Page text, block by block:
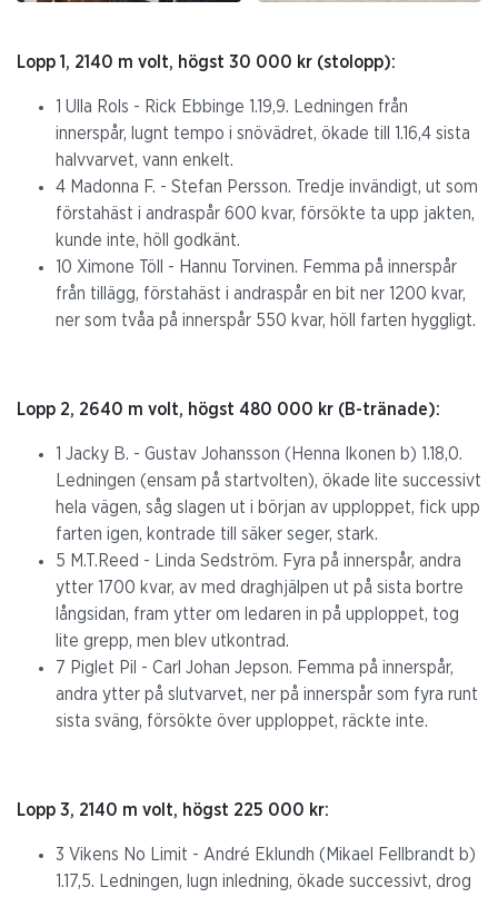
Lopp 1, 2140 m volt, högst 30 000 kr (stolopp):
1 Ulla Rols - Rick Ebbinge 1.19,9. Ledningen från
innerspår, lugnt tempo i snövädret, ökade till 1.16,4 sista
halvvarvet, vann enkelt.
4 Madonna F. - Stefan Persson. Tredje invändigt, ut som
förstahäst i andraspår 600 kvar, försökte ta upp jakten,
kunde inte, höll godkänt.
10 Ximone Töll - Hannu Torvinen. Femma på innerspår
från tillägg, förstahäst i andraspår en bit ner 1200 kvar,
ner som tvåa på innerspår 550 kvar, höll farten hyggligt.
Lopp 2, 2640 m volt, högst 480 000 kr (B-tränade):
1 Jacky B. - Gustav Johansson (Henna Ikonen b) 1.18,0.
Ledningen (ensam på startvolten), ökade lite successivt
hela vägen, såg slagen ut i början av upploppet, fick upp
farten igen, kontrade till säker seger, stark.
5 M.T.Reed - Linda Sedström. Fyra på innerspår, andra
ytter 1700 kvar, av med draghjälpen ut på sista bortre
långsidan, fram ytter om ledaren in på upploppet, tog
lite grepp, men blev utkontrad.
7 Piglet Pil - Carl Johan Jepson. Femma på innerspår,
andra ytter på slutvarvet, ner på innerspår som fyra runt
sista sväng, försökte över upploppet, räckte inte.
Lopp 3, 2140 m volt, högst 225 000 kr:
3 Vikens No Limit - André Eklundh (Mikael Fellbrandt b)
1.17,5. Ledningen, lugn inledning, ökade successivt, drog